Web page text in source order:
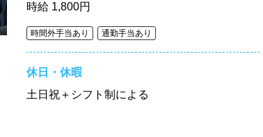
時給 1,800円
時間外手当あり 通勤手当あり
休日・休暇
土日祝＋シフト制による